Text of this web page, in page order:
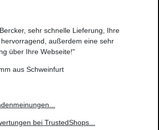
sehr schnelle Lieferung, Ihre
außerdem eine sehr
über Ihre Webseite!"
aus Schweinfurt
bei TrustedShops